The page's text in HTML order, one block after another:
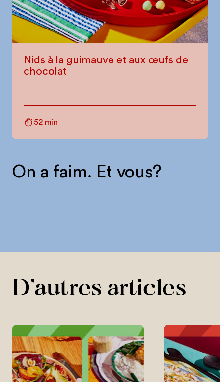
Nids à la guimauve et aux œufs de
chocolat
52 min
On a faim. Et vous?
D’autres articles